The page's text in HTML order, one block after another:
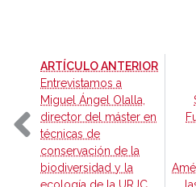
ARTÍCULO ANTERIOR-
Entrevistamos a
Miguel Ángel Olalla,
director del máster en
técnicas de
conservación de la
biodiversidad y la